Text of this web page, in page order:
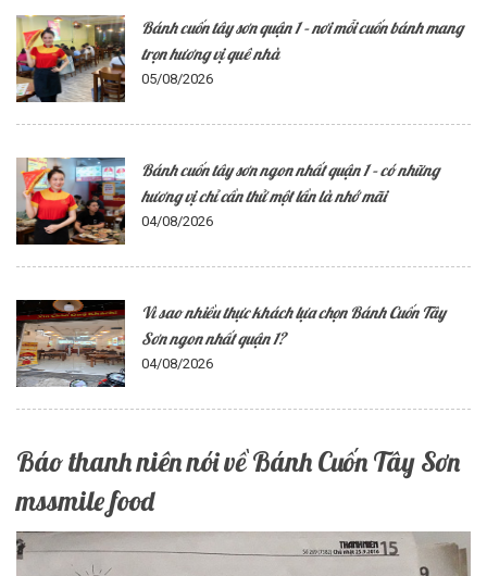
Bánh cuốn tây sơn quận 1 – nơi mỗi cuốn bánh mang
trọn hương vị quê nhà
05/08/2026
Bánh cuốn tây sơn ngon nhất quận 1 – có những
hương vị chỉ cần thử một lần là nhớ mãi
04/08/2026
Vì sao nhiều thực khách lựa chọn Bánh Cuốn Tây
Sơn ngon nhất quận 1?
04/08/2026
Báo thanh niên nói về Bánh Cuốn Tây Sơn
mssmile food